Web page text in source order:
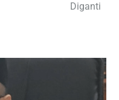
Diganti